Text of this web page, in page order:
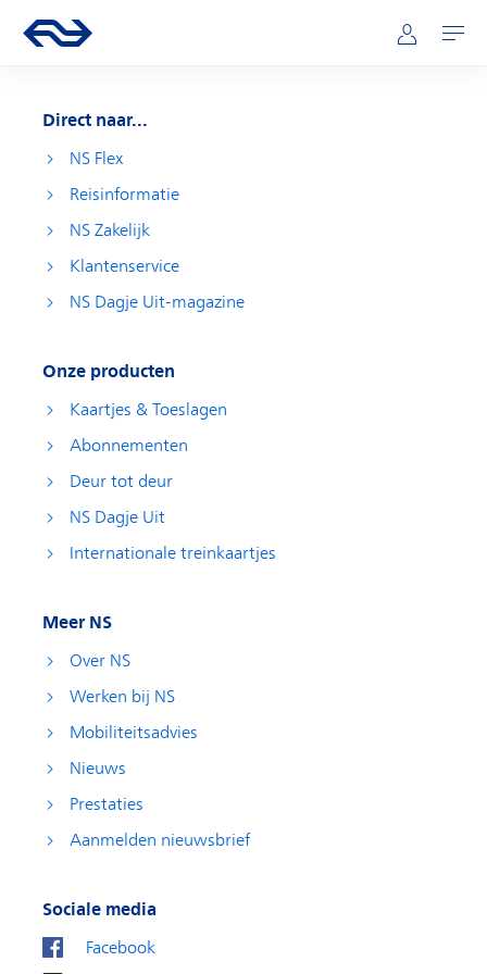
Hoofdnavigatie
Ga naar de homepage van ns.nl Mijn NS
Openen
Direct naar...
NS Flex
Reisinformatie
NS Zakelijk
Klantenservice
NS Dagje Uit-magazine
Onze producten
Kaartjes & Toeslagen
Abonnementen
Deur tot deur
NS Dagje Uit
Internationale treinkaartjes
Meer NS
Over NS
Werken bij NS
Mobiliteitsadvies
Nieuws
Prestaties
Aanmelden nieuwsbrief
Sociale media
Facebook